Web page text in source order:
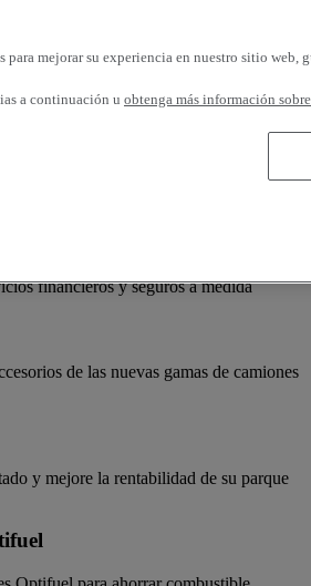
personalizables y adaptados a las
etc.
financieros y seguros a medida
de las nuevas gamas de camiones
y mejore la rentabilidad de su parque
mejorar su experiencia en nuestro sitio web,
a continuación u obtenga más información